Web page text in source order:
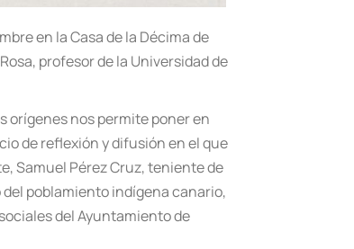
en la Casa de la Décima de
profesor de la Universidad de
orígenes nos permite poner en
de reflexión y difusión en el que
Samuel Pérez Cruz, teniente de
poblamiento indígena canario,
del Ayuntamiento de